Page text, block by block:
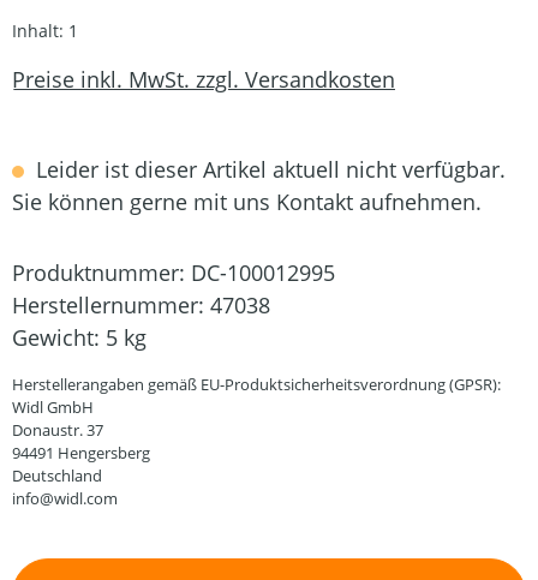
Inhalt: 1
Preise inkl. MwSt. zzgl. Versandkosten
Leider ist dieser Artikel aktuell nicht verfügbar.
Sie können gerne mit uns Kontakt aufnehmen.
Produktnummer: DC-100012995
Herstellernummer: 47038
Gewicht: 5 kg
Herstellerangaben gemäß EU-Produktsicherheitsverordnung (GPSR):
Widl GmbH
Donaustr. 37
94491 Hengersberg
Deutschland
info@widl.com